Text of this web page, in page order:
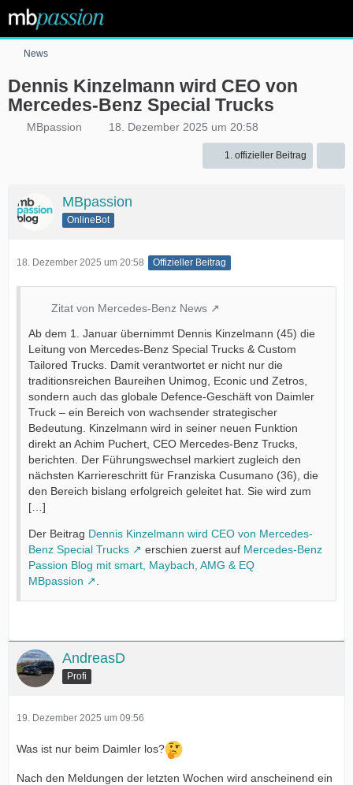
News
Dennis Kinzelmann wird CEO von
Mercedes-Benz Special Trucks
MBpassion 18. Dezember 2025 um 20:58
1. offizieller Beitrag
MBpassion
OnlineBot
18. Dezember 2025 um 20:58 Offizieller Beitrag
Zitat von Mercedes-Benz News
Ab dem 1. Januar übernimmt Dennis Kinzelmann (45) die
Leitung von Mercedes-Benz Special Trucks & Custom
Tailored Trucks. Damit verantwortet er nicht nur die
traditionsreichen Baureihen Unimog, Econic und Zetros,
sondern auch das globale Defence-Geschäft von Daimler
Truck – ein Bereich von wachsender strategischer
Bedeutung. Kinzelmann wird in seiner neuen Funktion
direkt an Achim Puchert, CEO Mercedes-Benz Trucks,
berichten. Der Führungswechsel markiert zugleich den
nächsten Karriereschritt für Franziska Cusumano (36), die
den Bereich bislang erfolgreich geleitet hat. Sie wird zum
[…]
Der Beitrag Dennis Kinzelmann wird CEO von Mercedes-
Benz Special Trucks
erschien zuerst auf Mercedes-Benz
Passion Blog mit smart, Maybach, AMG & EQ
MBpassion
AndreasD
Profi
19. Dezember 2025 um 09:56
Was ist nur beim Daimler los?
Nach den Meldungen der letzten Wochen wird anscheinend ein